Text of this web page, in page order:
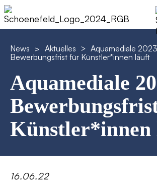
News > Aktuelles > Aquamediale
Bewerbungsfrist für Künstler*innen läuft
Aquamediale
Künstler*innen
16.06.22